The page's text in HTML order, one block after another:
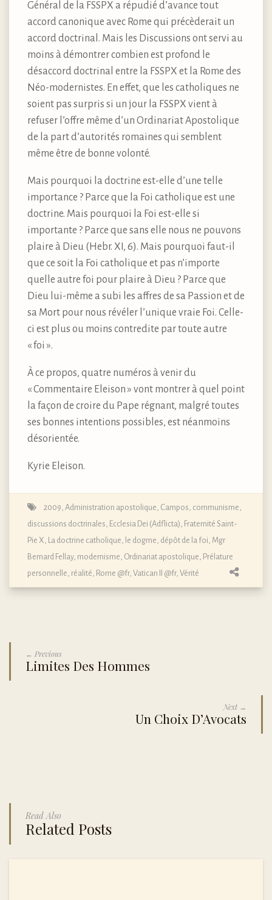
Général de la FSSPX a répudié d’avance tout
accord canonique avec Rome qui précèderait un
accord doctrinal. Mais les Discussions ont servi au
moins à démontrer combien est profond le
désaccord doctrinal entre la FSSPX et la Rome des
Néo-modernistes. En effet, que les catholiques ne
soient pas surpris si un jour la FSSPX vient à
refuser l’offre même d’un Ordinariat Apostolique
de la part d’autorités romaines qui semblent
même être de bonne volonté.
Mais pourquoi la doctrine est-elle d’une telle
importance ? Parce que la Foi catholique est une
doctrine. Mais pourquoi la Foi est-elle si
importante ? Parce que sans elle nous ne pouvons
plaire à Dieu (Hebr. XI, 6). Mais pourquoi faut-il
que ce soit la Foi catholique et pas n’importe
quelle autre foi pour plaire à Dieu ? Parce que
Dieu lui-même a subi les affres de sa Passion et de
sa Mort pour nous révéler l’unique vraie Foi. Celle-
ci est plus ou moins contredite par toute autre
« foi ».
À ce propos, quatre numéros à venir du
« Commentaire Eleison » vont montrer à quel point
la façon de croire du Pape régnant, malgré toutes
ses bonnes intentions possibles, est néanmoins
désorientée.
Kyrie Eleison.
2009 Administration apostolique Campos communisme
discussions doctrinales Ecclesia Dei (Adflicta) Fraternité Saint-
Pie X La doctrine catholique, le dogme, dépôt de la foi Mgr
Bernard Fellay, modernisme Ordinariat apostolique Prélature
personnelle réalité Rome @fr, Vatican II @fr, Vérité
← Previous
Limites Des Hommes
Next →
Un Choix D’Avocats
Read Also
Related Posts